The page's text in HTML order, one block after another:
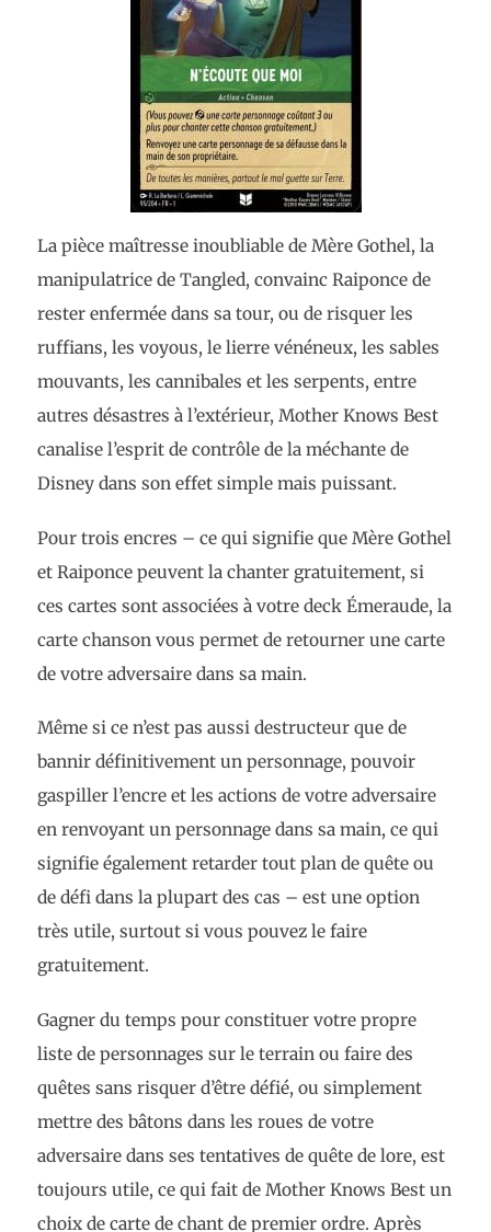
La pièce maîtresse inoubliable de Mère Gothel, la
manipulatrice de Tangled, convainc Raiponce de
rester enfermée dans sa tour, ou de risquer les
ruffians, les voyous, le lierre vénéneux, les sables
mouvants, les cannibales et les serpents, entre
autres désastres à l’extérieur, Mother Knows Best
canalise l’esprit de contrôle de la méchante de
Disney dans son effet simple mais puissant.
Pour trois encres – ce qui signifie que Mère Gothel
et Raiponce peuvent la chanter gratuitement, si
ces cartes sont associées à votre deck Émeraude, la
carte chanson vous permet de retourner une carte
de votre adversaire dans sa main.
Même si ce n’est pas aussi destructeur que de
bannir définitivement un personnage, pouvoir
gaspiller l’encre et les actions de votre adversaire
en renvoyant un personnage dans sa main, ce qui
signifie également retarder tout plan de quête ou
de défi dans la plupart des cas – est une option
très utile, surtout si vous pouvez le faire
gratuitement.
Gagner du temps pour constituer votre propre
liste de personnages sur le terrain ou faire des
quêtes sans risquer d’être défié, ou simplement
mettre des bâtons dans les roues de votre
adversaire dans ses tentatives de quête de lore, est
toujours utile, ce qui fait de Mother Knows Best un
choix de carte de chant de premier ordre. Après